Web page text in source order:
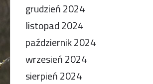
grudzień 2024
listopad 2024
październik 2024
wrzesień 2024
sierpień 2024